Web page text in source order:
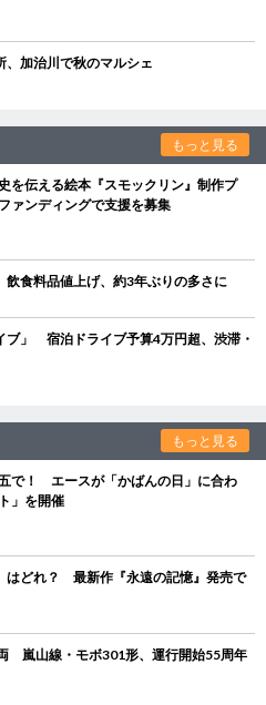
、加治川で秋のマルシェ
もっと見る
を伝える絵本『スモックリン』制作プ
ァンディングで支援を募集
食料品値上げ、約3年ぶりの多さに
ブ」 宿泊ドライブ予算4万円超、渋滞・
もっと見る
で！ エースが「かばんの日」に合わ
」を開催
はどれ？ 最新作『永遠の記憶』発売で
嵐山線・モボ301形、運行開始55周年